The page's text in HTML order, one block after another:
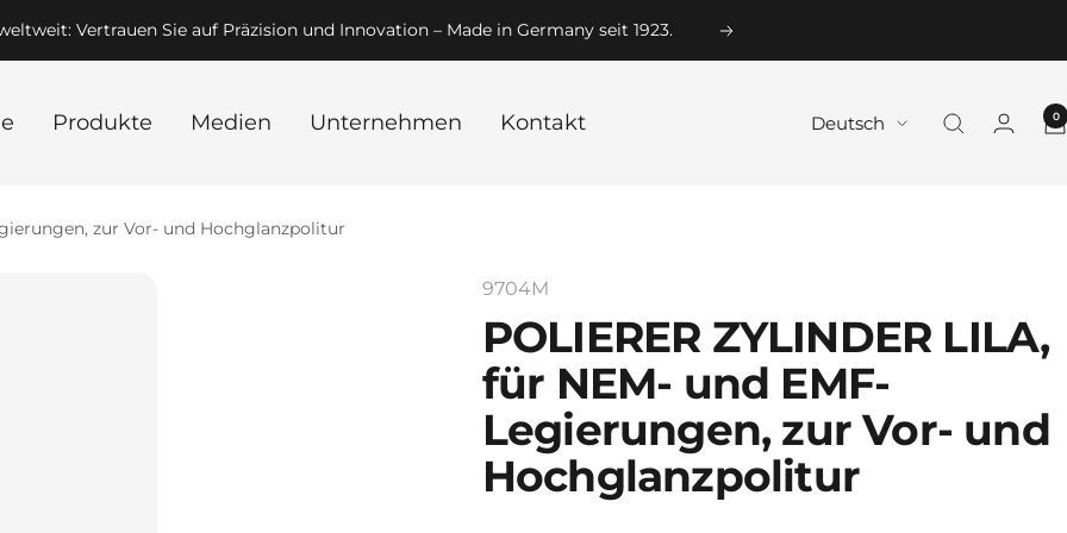
Versand DE: 1–2 Werktage | International: 4–5 Werktage Weiter
Produkte Medien Unternehmen Kontakt Sprache
Deutsch 0
zur Vor- und Hochglanzpolitur
9704M
POLIERER ZYLINDER LILA,
für NEM- und EMF-
Legierungen, zur Vor- und
Hochglanzpolitur